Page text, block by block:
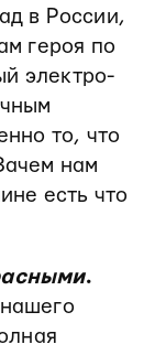
в России,
героя по
электро-
то, что
нам
есть что
.